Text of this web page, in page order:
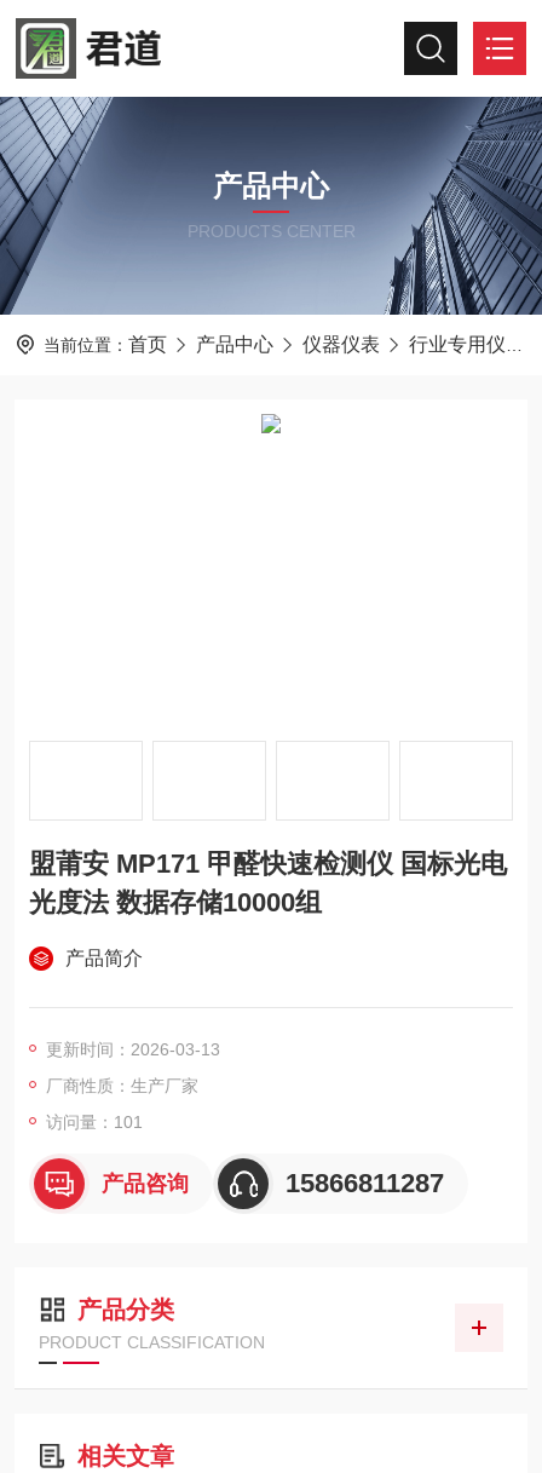
产品中心
PRODUCTS CENTER
当前位置： 首页 产品中心 仪器仪表 行业专用仪器仪表
盟莆安 MP171 甲醛快速检测仪 国标光电
光度法 数据存储10000组
产品简介
更新时间：2026-03-13
厂商性质：生产厂家
访问量：101
产品咨询 15866811287
产品分类
PRODUCT CLASSIFICATION
相关文章